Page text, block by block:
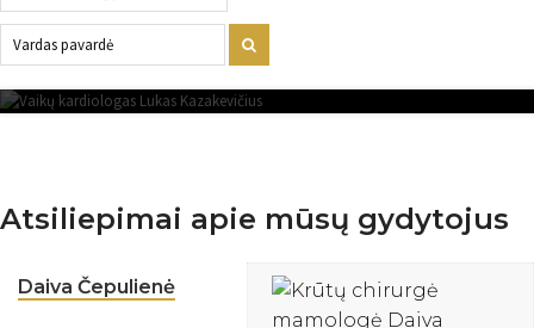
LUKAS KAZAKEVIČIUS
VAIKŲ KARDIOLOGAS
Atsiliepimai apie mūsų gydytojus
Daiva Čepulienė